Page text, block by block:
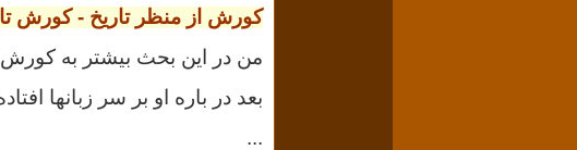
کورش از منظر تاریخ - کورش
من در این بحث بیشتر به کورش
بعد در باره او بر سر زبانها
...